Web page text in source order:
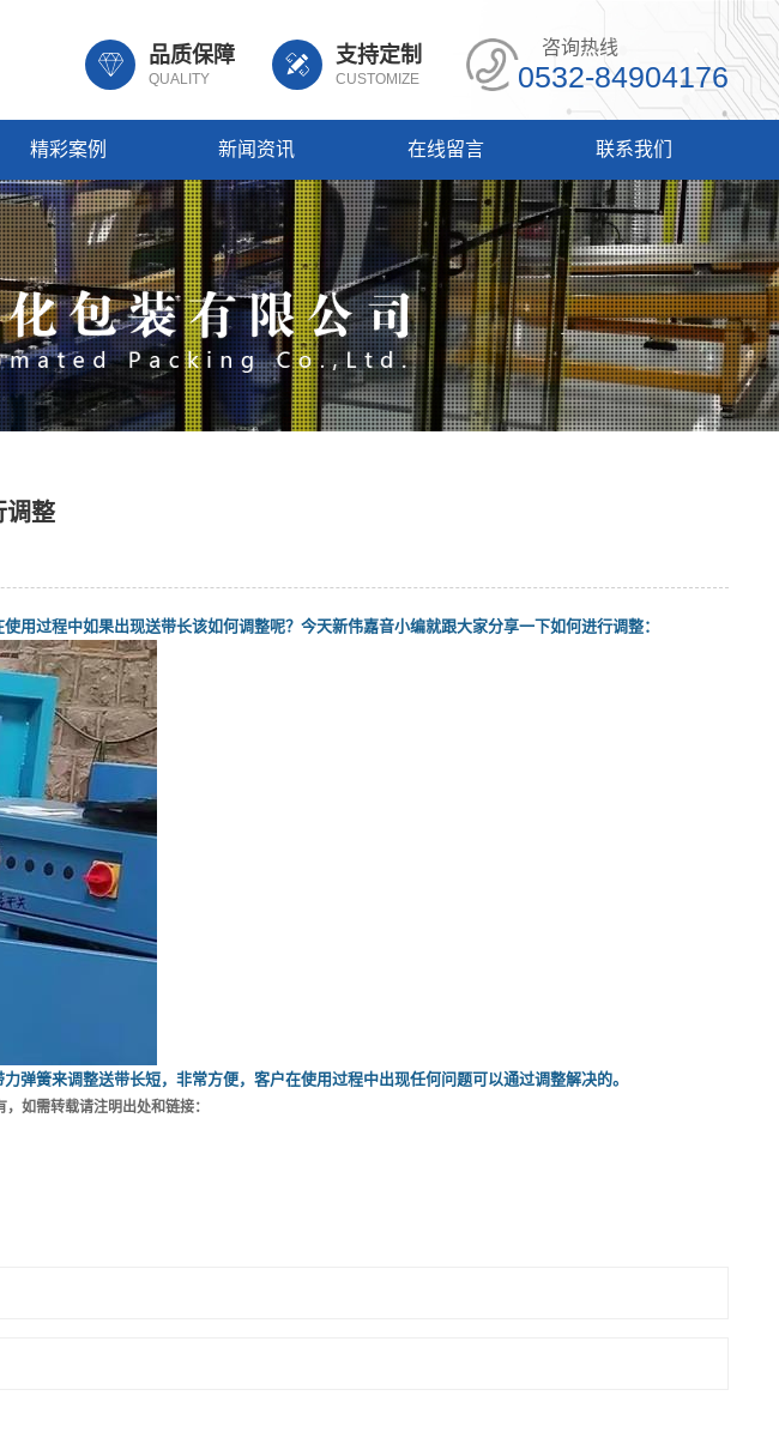
品质保障
QUALITY
支持定制
CUSTOMIZE
咨询热线
0532-84904176
精彩案例 新闻资讯 在线留言 联系我们
调整
用过程中如果出现送带长该如何调整呢？今天新伟嘉音小编就跟大家分享一下如何进行调整：
弹簧来调整送带长短，非常方便，客户在使用过程中出现任何问题可以通过调整解决的。
如需转载请注明出处和链接：